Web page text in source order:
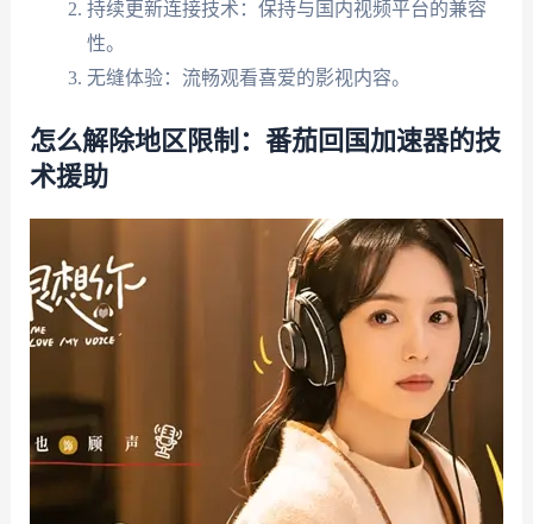
持续更新连接技术：保持与国内视频平台的兼容
性。
无缝体验：流畅观看喜爱的影视内容。
怎么解除地区限制：番茄回国加速器的技
术援助